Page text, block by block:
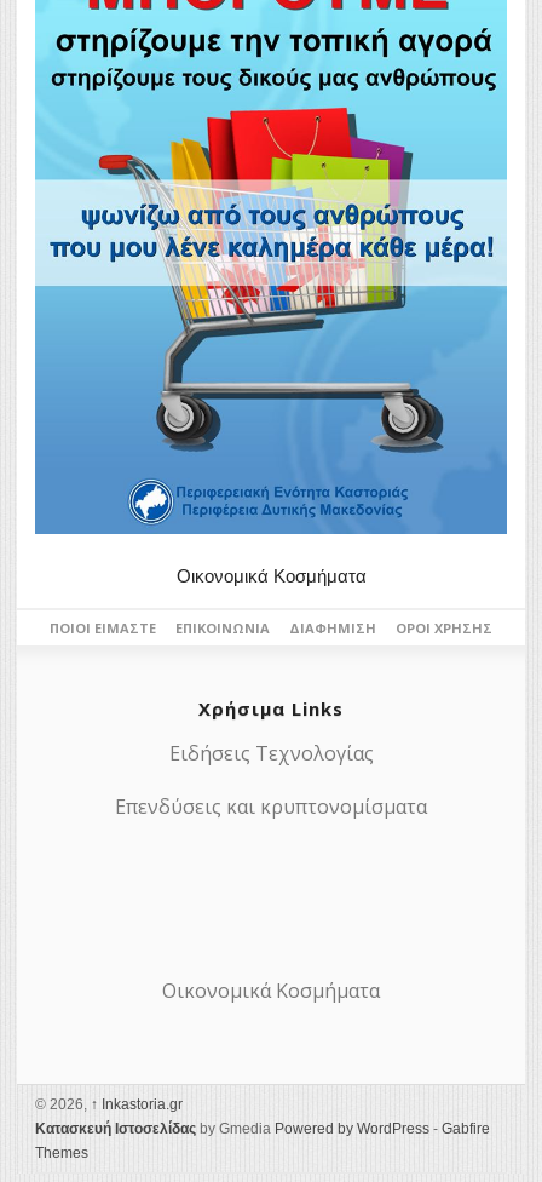
Οικονομικά Κοσμήματα
ΠΟΙΟΙ ΕΊΜΑΣΤΕ ΕΠΙΚΟΙΝΩΝΊΑ ΔΙΑΦΉΜΙΣΗ ΌΡΟΙ ΧΡΉΣΗΣ
Χρήσιμα Links
Ειδήσεις Τεχνολογίας
Επενδύσεις και κρυπτονομίσματα
Οικονομικά Κοσμήματα
© 2026, ↑ Ιnkastoria.gr
Κατασκευή Ιστοσελίδας by Gmedia Powered by WordPress - Gabfire
Themes